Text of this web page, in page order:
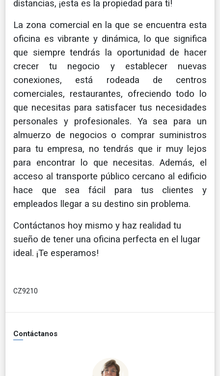
distancias, ¡esta es la propiedad para ti!
La zona comercial en la que se encuentra esta
oficina es vibrante y dinámica, lo que significa
que siempre tendrás la oportunidad de hacer
crecer tu negocio y establecer nuevas
conexiones, está rodeada de centros
comerciales, restaurantes, ofreciendo todo lo
que necesitas para satisfacer tus necesidades
personales y profesionales. Ya sea para un
almuerzo de negocios o comprar suministros
para tu empresa, no tendrás que ir muy lejos
para encontrar lo que necesitas. Además, el
acceso al transporte público cercano al edificio
hace que sea fácil para tus clientes y
empleados llegar a su destino sin problema.
Contáctanos hoy mismo y haz realidad tu
sueño de tener una oficina perfecta en el lugar
ideal. ¡Te esperamos!
CZ9210
Contáctanos